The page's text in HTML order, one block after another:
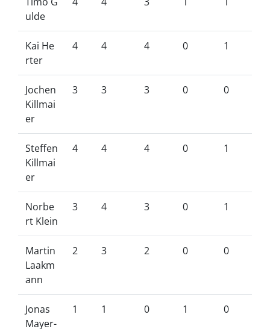
ulde
Kai He
rter
4 4 4 0 1
Jochen
Killmai
er
3 3 3 0 0
Steffen
Killmai
er
4 4 4 0 1
Norbe
rt Klein
3 4 3 0 1
Martin
Laakm
ann
2 3 2 0 0
Jonas
Mayer-
1 1 0 1 0